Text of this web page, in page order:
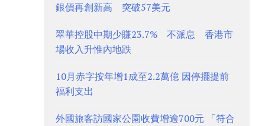
銀價再創新高 突破57美元
翠華控股中期少賺23.7% 不派息 香港市
場收入升惟內地跌
10月赤字按年增1成至2.2萬億 因停擺提前
福利支出
外國旅客訪國家公園收費增逾700元 「符合